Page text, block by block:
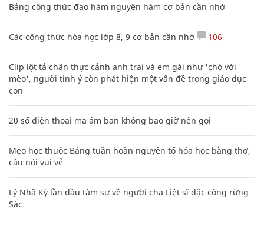
Bảng công thức đạo hàm nguyên hàm cơ bản cần nhớ
Các công thức hóa học lớp 8, 9 cơ bản cần nhớ 106
Clip lột tả chân thực cảnh anh trai và em gái như 'chó với
mèo', người tinh ý còn phát hiện một vấn đề trong giáo dục
con
20 số điện thoại ma ám bạn không bao giờ nên gọi
Mẹo học thuộc Bảng tuần hoàn nguyên tố hóa học bằng thơ,
câu nói vui vẻ
Lý Nhã Kỳ lần đầu tâm sự về người cha Liệt sĩ đặc công rừng
Sác